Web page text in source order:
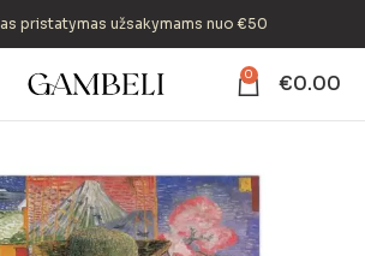
pristatymas užsakymams nuo €50
0 €0.00